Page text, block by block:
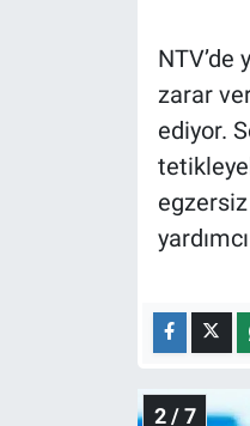
zarar
ediyor.
egzersiz
2 / 7
Türkiye'nin